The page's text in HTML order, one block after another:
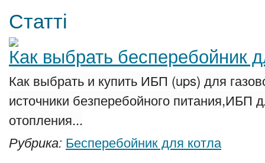
Статті
Как выбрать бесперебойник
Как выбрать и купить ИБП (ups) для
источники безперебойного питания,ИБП
отопления...
Рубрика: Бесперебойник для котла